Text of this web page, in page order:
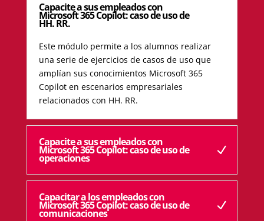
Capacite a sus empleados con
Microsoft 365 Copilot: caso de uso de
HH. RR.
Este módulo permite a los alumnos realizar
una serie de ejercicios de casos de uso que
amplían sus conocimientos Microsoft 365
Copilot en escenarios empresariales
relacionados con HH. RR.
Capacite a sus empleados con
Microsoft 365 Copilot: caso de uso de
operaciones
Capacitar a los empleados con
Microsoft 365 Copilot: caso de uso de
comunicaciones